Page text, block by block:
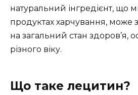
натуральний інгредієнт, що
продуктах харчування, може
на загальний стан здоров’я,
різного віку.
Що таке лецитин?